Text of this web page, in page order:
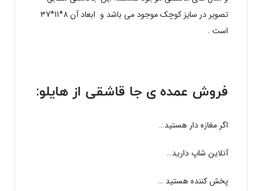
تصویر در سایز کوچک موجود می باشد و ابعاد آن 8*11*37
است .
فروش عمده ی جا قاشقی از هایلو:
اگر مغازه دار هستید…
آنلاین شاپ دارید…
پخش کننده هستید …